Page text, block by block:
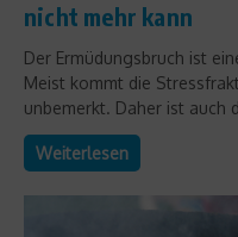
nicht mehr kann
Der Ermüdungsbruch ist
Meist kommt die
unbemerkt. Daher ist auch
Weiterlesen